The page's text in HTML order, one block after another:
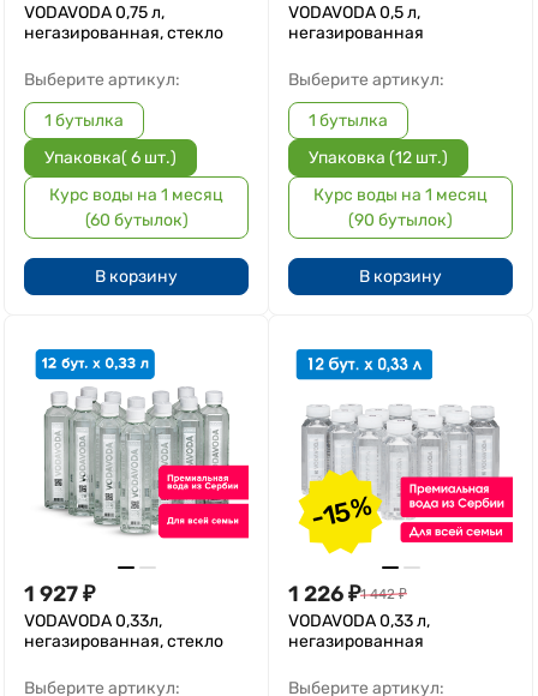
VODAVODA 0,75 л,
негазированная, стекло
Выберите артикул:
1 бутылка
Упаковка( 6 шт.)
Курс воды на 1 месяц
(60 бутылок)
В корзину
VODAVODA 0,5 л,
негазированная
Выберите артикул:
1 бутылка
Упаковка (12 шт.)
Курс воды на 1 месяц
(90 бутылок)
В корзину
1 927₽
VODAVODA 0,33л,
негазированная, стекло
Выберите артикул:
-15%
1 226₽1 442 ₽
VODAVODA 0,33 л,
негазированная
Выберите артикул: